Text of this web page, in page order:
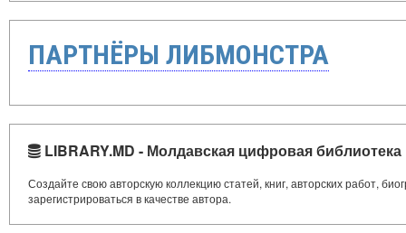
ПАРТНЁРЫ ЛИБМОНСТРА
LIBRARY.MD - Молдавская цифровая библиотека
Создайте свою авторскую коллекцию статей, книг, авторских работ,
зарегистрироваться в качестве автора.